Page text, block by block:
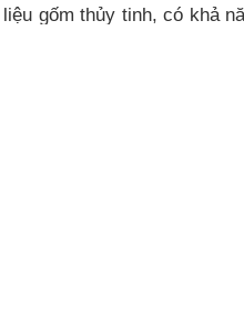
gốm thủy tinh, có khả
với các linh kiện điện tử